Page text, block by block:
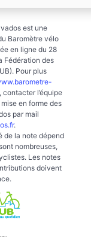
est une
Baromètre vélo
en ligne du 28
Fédération des
Pour plus
l’équipe
en forme des
par mail
.
de la note dépend
nombreuses,
Les notes
doivent